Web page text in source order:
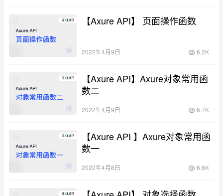
【Axure API】 页面操作函数
2022年4月9日 6.2K
【Axure API】Axure对象常用函
数二
2022年4月9日 6.7K
【Axure API 】Axure对象常用函
数一
2022年4月8日 6.6K